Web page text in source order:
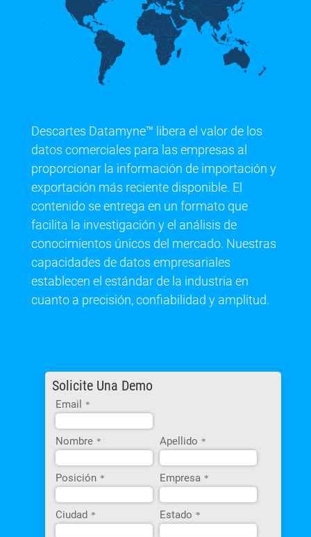
Descartes Datamyne™ libera el valor de los
datos comerciales para las empresas al
proporcionar la información de importación y
exportación más reciente disponible. El
contenido se entrega en un formato que
facilita la investigación y el análisis de
conocimientos únicos del mercado. Nuestras
capacidades de datos empresariales
establecen el estándar de la industria en
cuanto a precisión, confiabilidad y amplitud.
Solicite Una Demo
Email *
Nombre * Apellido *
Posición * Empresa *
Ciudad * Estado *